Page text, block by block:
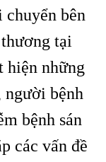
chuyển bên
tại
hiện những
người bệnh
bệnh sán
các vấn đề